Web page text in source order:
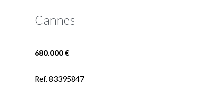
Cannes
680.000 €
Ref. 83395847